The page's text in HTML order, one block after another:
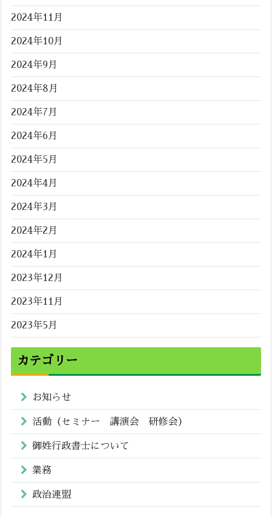
2024年11月
2024年10月
2024年9月
2024年8月
2024年7月
2024年6月
2024年5月
2024年4月
2024年3月
2024年2月
2024年1月
2023年12月
2023年11月
2023年5月
カテゴリー
お知らせ
活動（セミナー 講演会 研修会）
御姓行政書士について
業務
政治連盟